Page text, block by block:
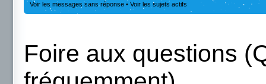
Voir les messages sans réponse • Voir les sujets actifs
Foire aux questions